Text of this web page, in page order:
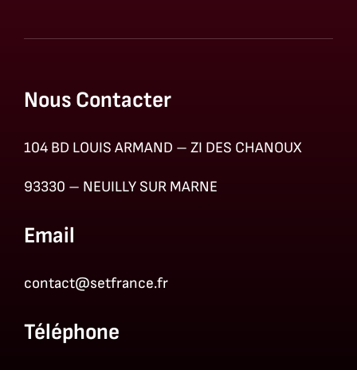
Nous Contacter
104 BD LOUIS ARMAND – ZI DES CHANOUX
93330 – NEUILLY SUR MARNE
Email
contact@setfrance.fr
Téléphone